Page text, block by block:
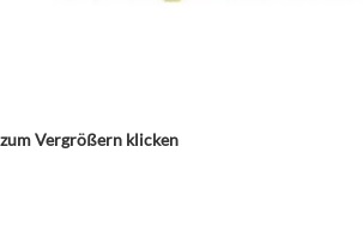
zum Vergrößern klicken